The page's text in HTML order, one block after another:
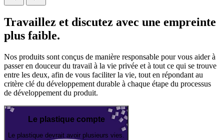
Travaillez et discutez avec une empreinte
plus faible.
Nos produits sont conçus de manière responsable pour vous aider à
passer en douceur du travail à la vie privée et à tout ce qui se trouve
entre les deux, afin de vous faciliter la vie, tout en répondant au
critère clé du développement durable à chaque étape du processus
de développement du produit.
Le plastique compte
Le plastique devrait avoir plusieurs vies.